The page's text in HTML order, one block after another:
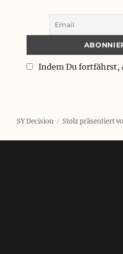
Indem Du fortfährst,
SY Decision Stolz präsentiert